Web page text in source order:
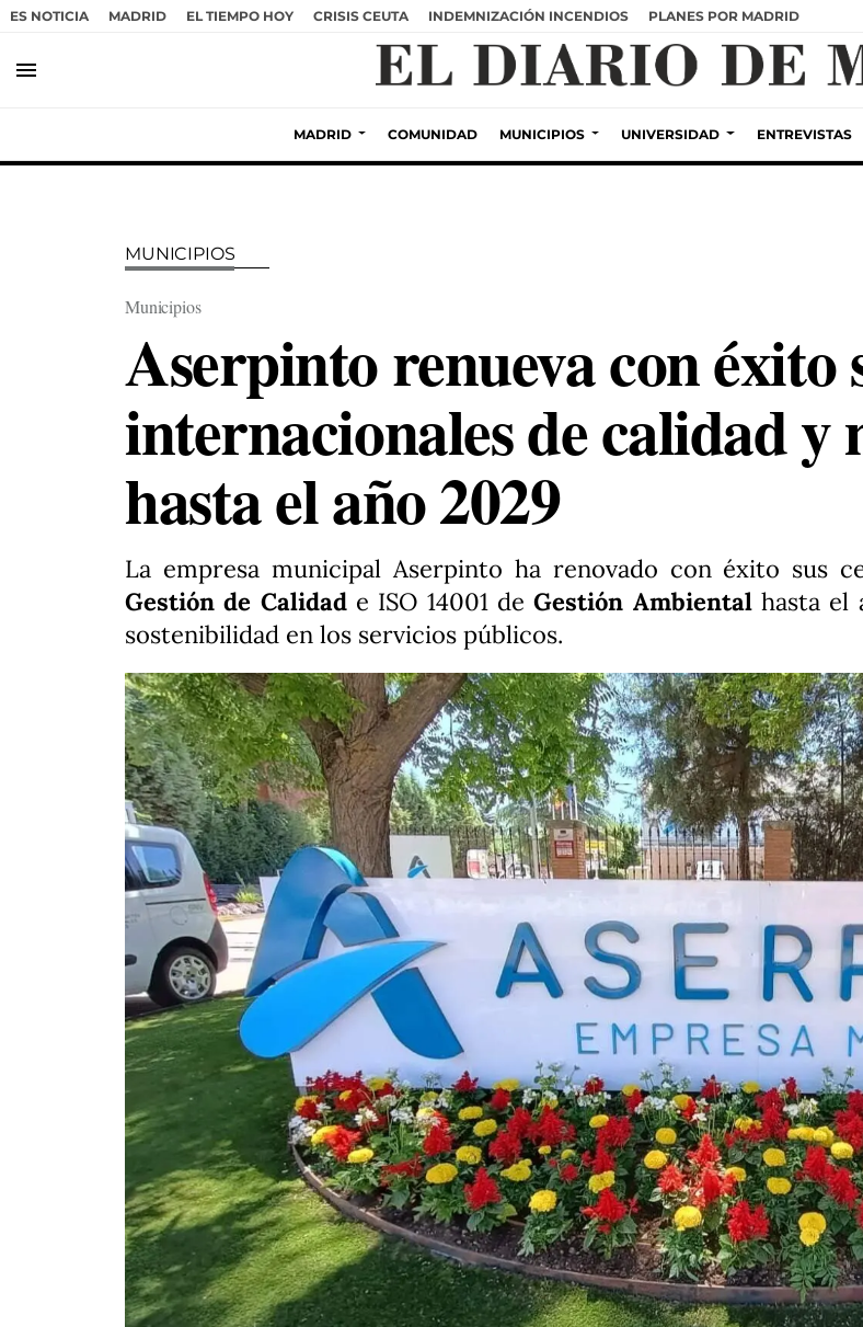
ES NOTICIA MADRID EL TIEMPO HOY CRISIS CEUTA INDEMNIZACIÓN INCENDIOS PLANES POR MADRID
menu
MADRID COMUNIDAD MUNICIPIOS UNIVERSIDAD ENTREVISTAS
MUNICIPIOS
Municipios
Aserpinto renueva con éxito
internacionales de calidad y
hasta el año 2029
La empresa municipal Aserpinto ha renovado con éxito sus
Gestión de Calidade ISO 14001 deGestión Ambientalhasta el
sostenibilidad en los servicios públicos.